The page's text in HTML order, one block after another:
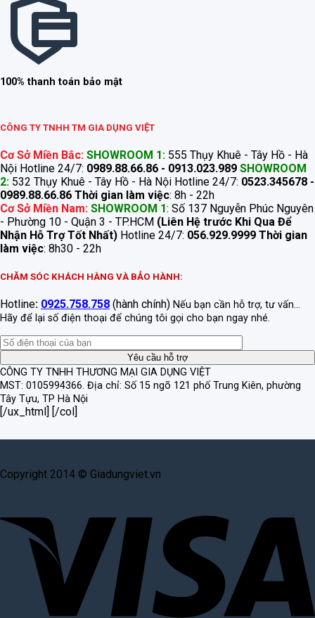
100% thanh toán bảo mật
CÔNG TY TNHH TM GIA DỤNG VIỆT
Cơ Sở Miền Bắc: SHOWROOM 1: 555 Thụy Khuê - Tây Hồ - Hà
Nội Hotline 24/7: 0989.88.66.86 - 0913.023.989 SHOWROOM
2: 532 Thụy Khuê - Tây Hồ - Hà Nội Hotline 24/7: 0523.345678 -
0989.88.66.86 Thời gian làm việc: 8h - 22h
Cơ Sở Miền Nam: SHOWROOM 1: Số 137 Nguyễn Phúc Nguyên
- Phường 10 - Quận 3 - TP.HCM (Liên Hệ trước Khi Qua Để
Nhận Hỗ Trợ Tốt Nhất) Hotline 24/7: 056.929.9999 Thời gian
làm việc: 8h30 - 22h
CHĂM SÓC KHÁCH HÀNG VÀ BẢO HÀNH:
Hotline: 0925.758.758 (hành chính) Nếu bạn cần hỗ trợ, tư vấn...
Hãy để lại số điện thoại để chúng tôi gọi cho bạn ngay nhé.
CÔNG TY TNHH THƯƠNG MẠI GIA DỤNG VIỆT
MST: 0105994366. Địa chỉ: Số 15 ngõ 121 phố Trung Kiên, phường
Tây Tựu, TP Hà Nội
[/ux_html] [/col]
Copyright 2014 © Giadungviet.vn